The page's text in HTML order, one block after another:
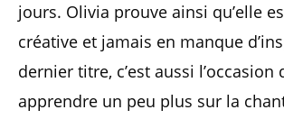
jours. Olivia prouve ainsi qu’elle
créative et jamais en manque
dernier titre, c’est aussi l’occasion
apprendre un peu plus sur la